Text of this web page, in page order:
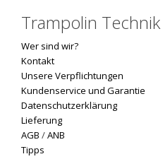
Trampolin Technik
Wer sind wir?
Kontakt
Unsere Verpflichtungen
Kundenservice und Garantie
Datenschutzerklärung
Lieferung
AGB /ANB
Tipps